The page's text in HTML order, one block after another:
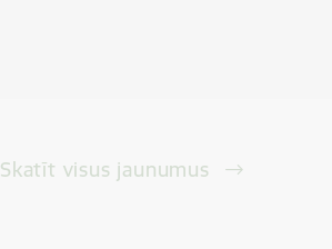
Skatīt visus jaunumus